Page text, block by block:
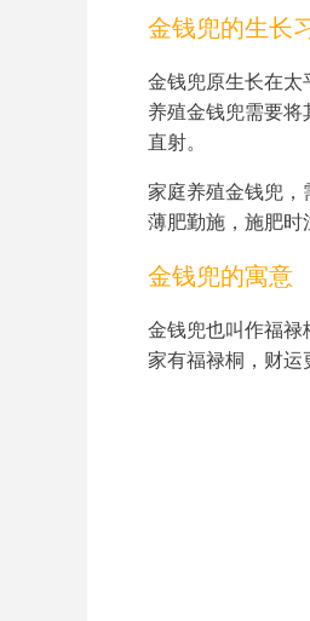
金钱兜的扦
金钱兜的生长
金钱兜原生长在太
养殖金钱兜需要
直射。
家庭养殖金钱兜，
薄肥勤施，施肥时
金钱兜的寓意
金钱兜也叫作福禄
家有福禄桐，财运